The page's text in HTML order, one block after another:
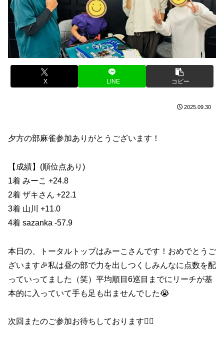
X LINE コピー
2025.09.30
夕方の部麻雀参加ありがとうございます！
【成績】(順位点あり)
1着 みーこ +24.8
2着 ザキさん +22.1
3着 山川 +11.0
4着 sazanka -57.9
本日の、トータルトップはみーこさんです！おめでとうご
ざいます🎉私は昼の部で力を出しつくしみんなに点数を配
っていってました（笑）平均順目6巡目までにリーチが基
本的に入っていて手も足も出ませんでした😭
次回またのご参加お待ちしております🙇‍♀️